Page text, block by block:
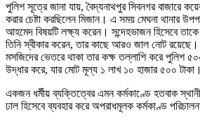
পুলিশ সূত্রে জানা যায়, বৈদ্যনাথপুর সিবনগর বাজারে
করার চেষ্টা করছিলেন মিজান। এ সময় মেঘনা থানার
আহমেদ বিষয়টি লক্ষ্য করেন। সন্দেহভাজন হিসেবে
তিনি স্বীকার করেন, তার কাছে আরও জাল নোট রয়েছে।
মসজিদের ভেতরে থাকা তার কক্ষ তল্লাশি করে পুলিশ
উদ্ধার করে, যার মোট মূল্য ১ লাখ ১০ হাজার ৫০০ টাকা।
একজন ধর্মীয় ব্যক্তিত্বের এমন কর্মকাণ্ডে হতবাক
ঢাল হিসেবে ব্যবহার করে অপরাধমূলক কর্মকাণ্ড